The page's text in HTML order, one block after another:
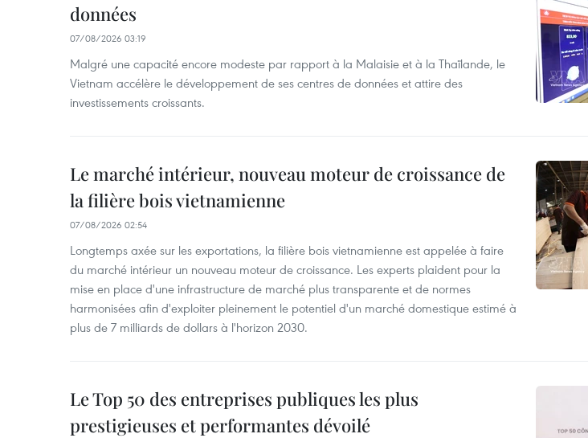
données
07/08/2026 03:19
Malgré une capacité encore modeste par rapport à la Malaisie et à la Thaïlande, le
Vietnam accélère le développement de ses centres de données et attire des
investissements croissants.
Le marché intérieur, nouveau moteur de croissance de
la filière bois vietnamienne
07/08/2026 02:54
Longtemps axée sur les exportations, la filière bois vietnamienne est appelée à faire
du marché intérieur un nouveau moteur de croissance. Les experts plaident pour la
mise en place d'une infrastructure de marché plus transparente et de normes
harmonisées afin d'exploiter pleinement le potentiel d'un marché domestique estimé à
plus de 7 milliards de dollars à l'horizon 2030.
Le Top 50 des entreprises publiques les plus
prestigieuses et performantes dévoilé